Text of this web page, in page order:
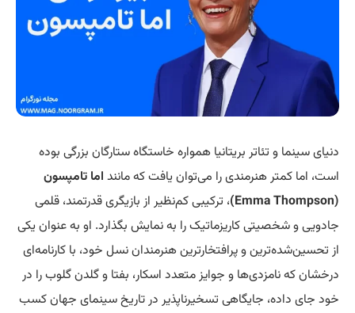
دنیای سینما و تئاتر بریتانیا همواره خاستگاه ستارگان بزرگی بوده
است، اما کمتر هنرمندی را می‌توان یافت که مانند اما تامپسون
(Emma Thompson)
، ترکیبی کم‌نظیر از بازیگری قدرتمند، قلمی
جادویی و شخصیتی کاریزماتیک را به نمایش بگذارد. او به عنوان یکی
از تحسین‌شده‌ترین و پرافتخارترین هنرمندان نسل خود، با کارنامه‌ای
درخشان که نامزدی‌ها و جوایز متعدد اسکار، بفتا و گلدن گلوب را در
خود جای داده، جایگاهی تسخیرناپذیر در تاریخ سینمای جهان کسب